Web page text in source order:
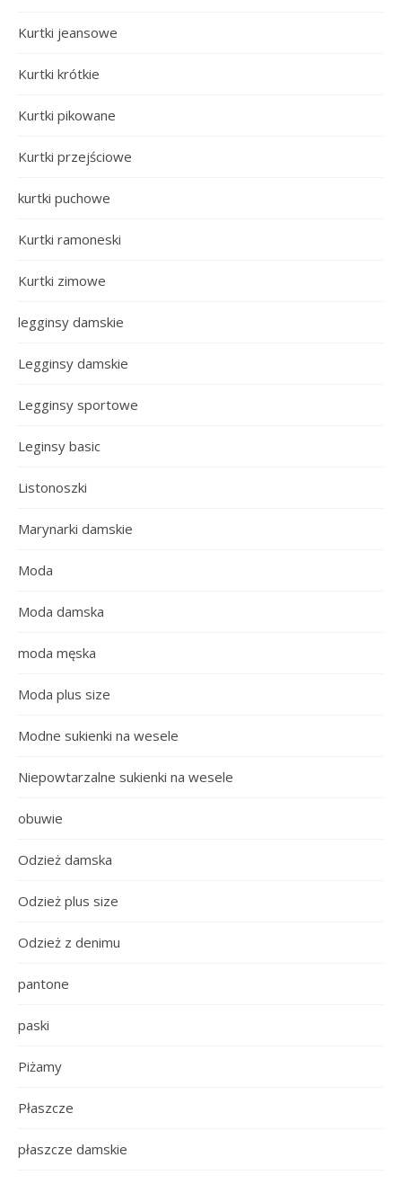
Kurtki jeansowe
Kurtki krótkie
Kurtki pikowane
Kurtki przejściowe
kurtki puchowe
Kurtki ramoneski
Kurtki zimowe
legginsy damskie
Legginsy damskie
Legginsy sportowe
Leginsy basic
Listonoszki
Marynarki damskie
Moda
Moda damska
moda męska
Moda plus size
Modne sukienki na wesele
Niepowtarzalne sukienki na wesele
obuwie
Odzież damska
Odzież plus size
Odzież z denimu
pantone
paski
Piżamy
Płaszcze
płaszcze damskie